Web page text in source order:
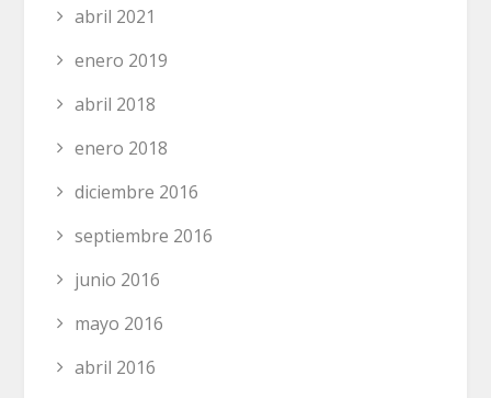
abril 2021
enero 2019
abril 2018
enero 2018
diciembre 2016
septiembre 2016
junio 2016
mayo 2016
abril 2016